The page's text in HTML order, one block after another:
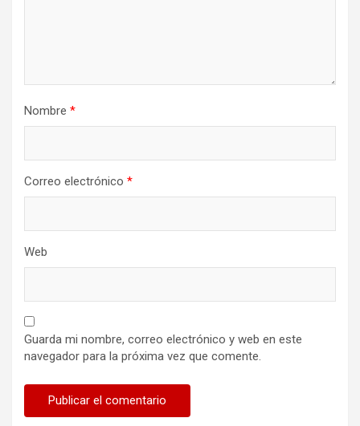
Nombre *
Correo electrónico *
Web
Guarda mi nombre, correo electrónico y web en este
navegador para la próxima vez que comente.